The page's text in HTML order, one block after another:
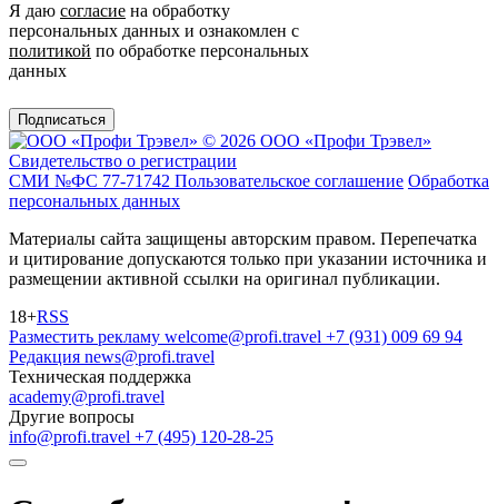
Я даю согласие на обработку
персональных данных и ознакомлен с
политикой по обработке персональных
данных
Подписаться
© 2026 ООО «Профи Трэвeл»
Свидетельство о регистрации
СМИ №ФС 77-71742 Пользовательское соглашение Обработка
персональных данных
Материалы сайта защищены авторским правом. Перепечатка
и цитирование допускаются только при указании источника и
размещении активной ссылки на оригинал публикации.
18+RSS
Разместить рекламу welcome@profi.travel +7 (931) 009 69 94
Редакция news@profi.travel
Техническая поддержка
academy@profi.travel
Другие вопросы
info@profi.travel +7 (495) 120-28-25